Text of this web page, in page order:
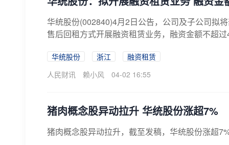
华统股份(002840)4月2日公告，公司及子公司拟
售后回租方式开展融资租赁业务，融资金额不超
华统股份 浙江
融资租赁
人民财讯
赖小风 04-02 16:55
猪肉概念股异动拉升 华统股份涨超7%
猪肉概念股异动拉升，截至发稿，华统股份涨超